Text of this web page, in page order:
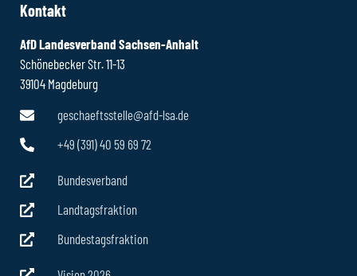
Kontakt
AfD Landesverband Sachsen-Anhalt
Schönebecker Str. 11-13
39104 Magdeburg
geschaeftsstelle@afd-lsa.de
+49 (391) 40 59 69 72
Bundesverband
Landtagsfraktion
Bundestagsfraktion